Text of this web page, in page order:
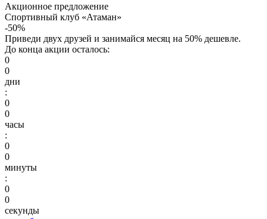
Акционное предложение
Спортивный клуб «Атаман»
-50%
Приведи двух друзей и занимайся месяц на 50% дешевле.
До конца акции осталось:
0
0
дни
:
0
0
часы
:
0
0
минуты
:
0
0
секунды